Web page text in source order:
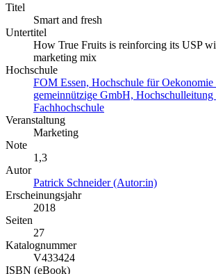
Titel
Smart and fresh
Untertitel
How True Fruits is reinforcing its USP
marketing mix
Hochschule
FOM Essen, Hochschule für
gemeinnützige GmbH, Hochschulleitung
Fachhochschule
Veranstaltung
Marketing
Note
1,3
Autor
Patrick Schneider (Autor:in)
Erscheinungsjahr
2018
Seiten
27
Katalognummer
V433424
ISBN (eBook)